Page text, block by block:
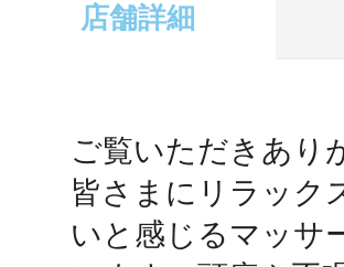
URLをコピ
店舗詳細
ご覧いただきあり
皆さまにリラック
いと感じるマッサ